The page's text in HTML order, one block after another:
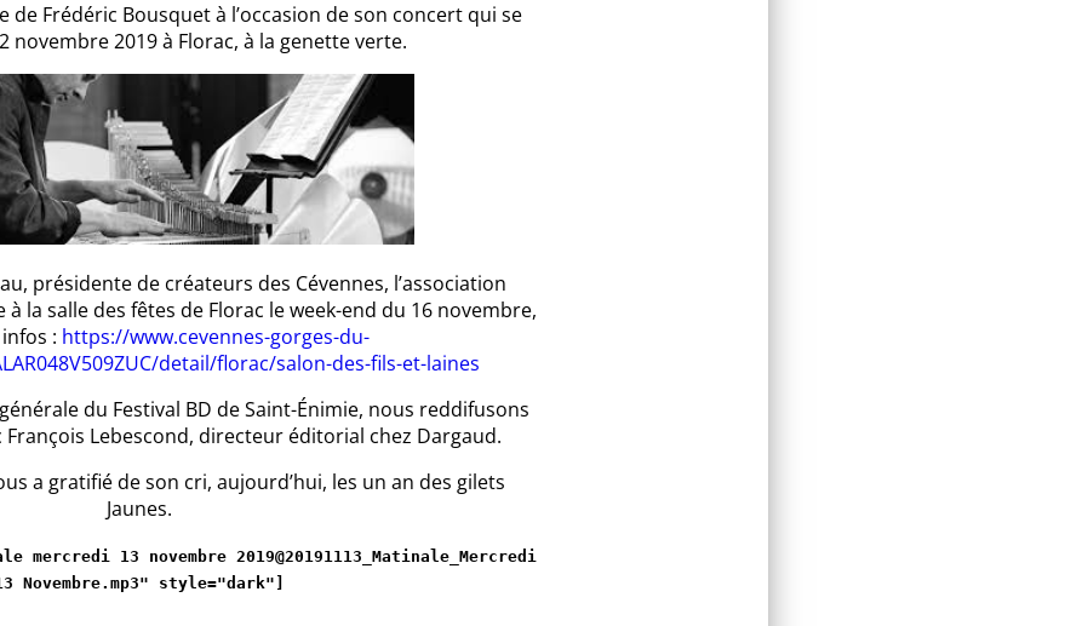
de Frédéric Bousquet à l’occasion de son concert qui se
novembre 2019 à Florac, à la genette verte.
présidente de créateurs des Cévennes, l’association
à la salle des fêtes de Florac le week-end du 16 novembre,
: https://www.cevennes-gorges-du-
detail/florac/salon-des-fils-et-laines
du Festival BD de Saint-Énimie, nous reddifusons
Lebescond, directeur éditorial chez Dargaud.
a gratifié de son cri, aujourd’hui, les un an des gilets
Jaunes.
mercredi 13 novembre 2019@20191113_Matinale_Mercredi
Novembre.mp3" style="dark"]